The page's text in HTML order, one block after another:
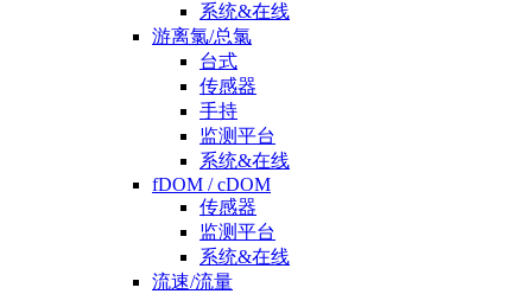
系统&在线
游离氯/总氯
台式
传感器
手持
监测平台
系统&在线
fDOM / cDOM
传感器
监测平台
系统&在线
流速/流量